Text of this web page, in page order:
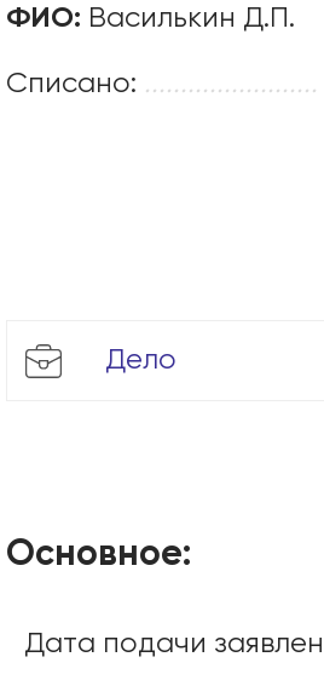
ФИО: Василькин Д.П.
Списано: ........................
Дело
Основное:
Дата подачи